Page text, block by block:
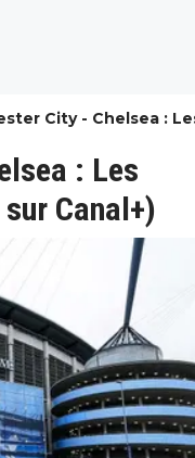
City - Chelsea :
(18h30 Sur
: Les
Canal+)